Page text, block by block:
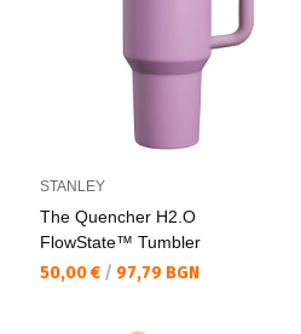
STANLEY
The Quencher H2.O
FlowState™ Tumbler
Текуща цена:
50,00 € / 97,79 BGN